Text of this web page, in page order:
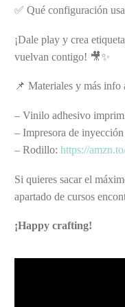
✅ Qué configuración
¡Dale play y crea
vuelvan contigo! 🎥✨
📌 Materiales y más info
– Vinilo adhesivo
– Impresora de
– Rodillo: https://
Si quieres sacar el
apartado de cursos
¡Happy crafting!